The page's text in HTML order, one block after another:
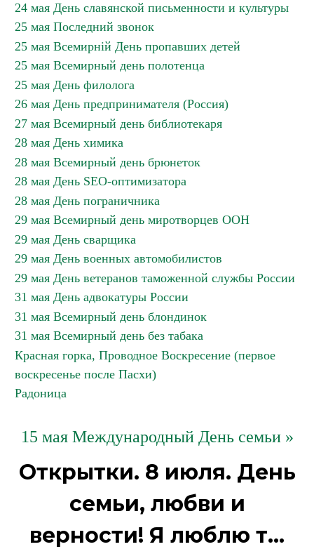
24 мая День славянской письменности и культуры
25 мая Последний звонок
25 мая Всемирній День пропавших детей
25 мая Всемирный день полотенца
25 мая День филолога
26 мая День предпринимателя (Россия)
27 мая Всемирный день библиотекаря
28 мая День химика
28 мая Всемирный день брюнеток
28 мая День SEO-оптимизатора
28 мая День пограничника
29 мая Всемирный день миротворцев ООН
29 мая День сварщика
29 мая День военных автомобилистов
29 мая День ветеранов таможенной службы России
31 мая День адвокатуры России
31 мая Всемирный день блондинок
31 мая Всемирный день без табака
Красная горка, Проводное Воскресение (первое
воскресенье после Пасхи)
Радоница
15 мая Международный День семьи »
Открытки. 8 июля. День
семьи, любви и
верности! Я люблю т...